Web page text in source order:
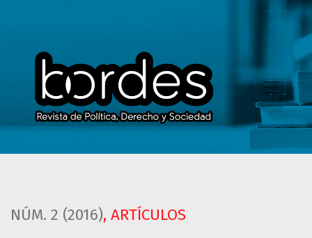
NÚM. 2 (2016), ARTÍCULOS